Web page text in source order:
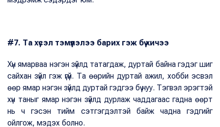
#7. Та хүсэл тэмүүлэлээ барих гэж бүү хичээ
Хүн ямарваа нэгэн зүйлд татагдаж, дуртай байна гэдэг шиг
сайхан зүйл гэж үгүй. Та өөрийн дуртай ажил, хобби эсвэл
өөр ямар нэгэн зүйлд дуртай гэдгээ бүү нуу. Тэгвэл эрэгтэй
хүн таныг ямар нэгэн зүйлд дурлаж чаддагаас гадна өөрт
нь ч гэсэн тийм сэтгэгдэлтэй байж чадна гэдгийг
ойлгож, мэдэх болно.